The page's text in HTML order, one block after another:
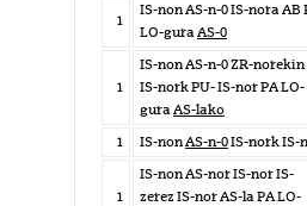
1
IS-non AS-n-0 IS-nora AB
LO-guraAS-0
1
IS-non AS-n-0 ZR-norekin
IS-nork PU- IS-nor PA LO-
guraAS-lako
1
IS-nonAS-n-0IS-nork IS-
1
IS-non AS-nor IS-nor IS-
zerez IS-nor AS-la PA LO-